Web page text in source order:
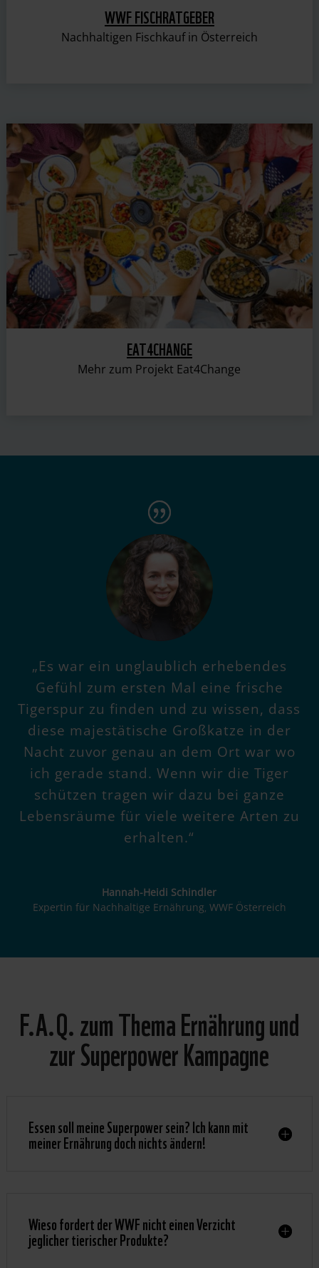
WWF FISCHRATGEBER
Nachhaltigen Fischkauf in Österreich
EAT4CHANGE
Mehr zum Projekt Eat4Change
„Es war ein unglaublich erhebendes
Gefühl zum ersten Mal eine frische
Tigerspur zu finden und zu wissen, dass
diese majestätische Großkatze in der
Nacht zuvor genau an dem Ort war wo
ich gerade stand. Wenn wir die Tiger
schützen tragen wir dazu bei ganze
Lebensräume für viele weitere Arten zu
erhalten.“
Hannah-Heidi Schindler
Expertin für Nachhaltige Ernährung, WWF Österreich
F.A.Q. zum Thema Ernährung und
zur Superpower Kampagne
Essen soll meine Superpower sein? Ich kann mit
meiner Ernährung doch nichts ändern!
Wieso fordert der WWF nicht einen Verzicht
jeglicher tierischer Produkte?